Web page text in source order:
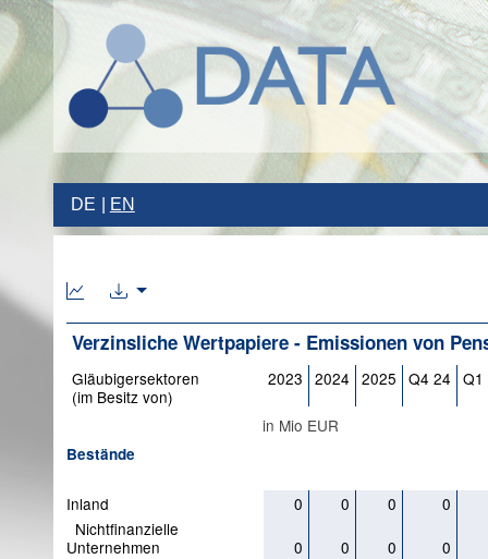
DE EN
Verzinsliche Wertpapiere - Emissionen von
Gläubigersektoren
(im Besitz von)
2023 2024 2025 Q4 24 Q1
in Mio EUR
Bestände
Inland 0 0 0
0
Nichtfinanzielle
Unternehmen
0 0 0
0